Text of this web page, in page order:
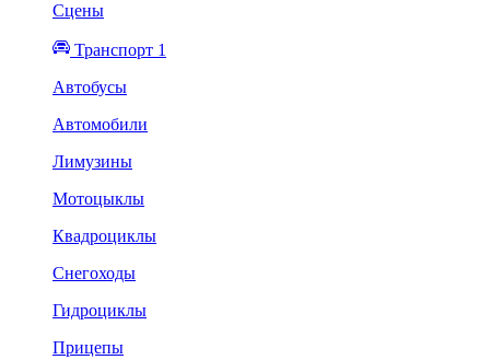
Сцены
Транспорт 1
Автобусы
Автомобили
Лимузины
Мотоцыклы
Квадроциклы
Снегоходы
Гидроциклы
Прицепы